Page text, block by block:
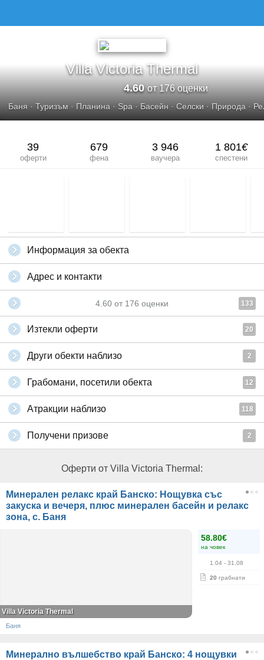
Villa Victoria Thermal
4.60от 176 оценки
Баня · Туризъм · Планина · Spa · Басейн · Селски · Природа ·
39
оферти
679
фена
3 946
ваучера
1 801€
спестени
Информация за обекта
Адрес и контакти
4.60 от 176 оценки 133
Изтекли оферти 20
Други обекти наблизо 2
Грабомани, посетили обекта 12
Атракции наблизо 118
Получени призове 2
Оферти от Villa Victoria Thermal:
Минерален релакс край Банско: Нощувка със
закуска и вечеря, плюс минерален басейн и релакс
зона, с. Баня
58.80€
на човек
1.04 - 31.08
20 грабнати
Villa Victoria Thermal
Баня
Минерално вълшебство край Банско: 4 нощувки